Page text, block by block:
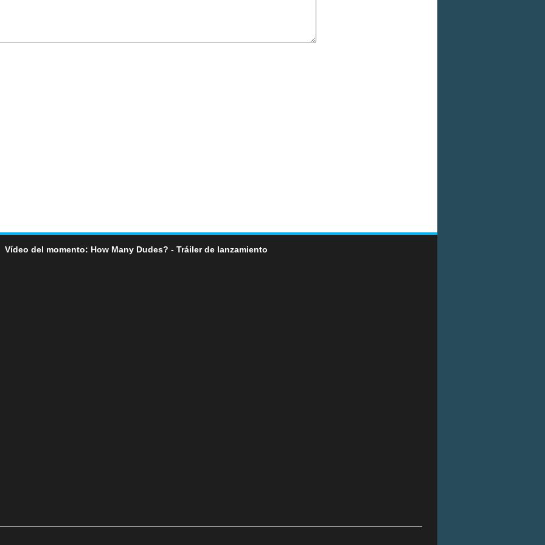
Vídeo del momento: How Many Dudes? - Tráiler de lanzamiento